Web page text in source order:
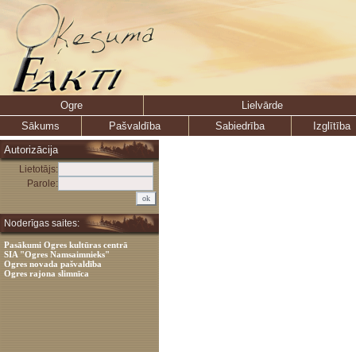
Ogre
Lielvārde
Sākums
Pašvaldība Sabiedrība
Izglītība
Autorizācija
Lietotājs:
Parole:
Noderīgas saites:
Pasākumi Ogres kultūras centrā
SIA "Ogres Namsaimnieks"
Ogres novada pašvaldība
Ogres rajona slimnīca